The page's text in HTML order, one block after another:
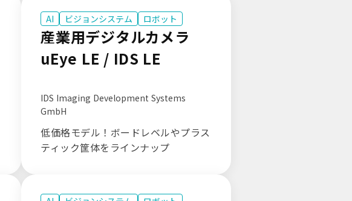
AI ビジョンシステム ロボット
産業用デジタルカメラ
uEye LE / IDS LE
IDS Imaging Development Systems
GmbH
低価格モデル！ボードレベルやプラス
ティック筐体をラインナップ